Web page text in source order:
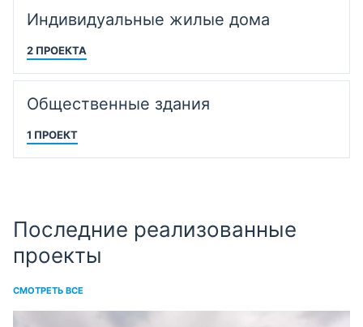
Индивидуальные жилые дома
2 ПРОЕКТА
Общественные здания
1 ПРОЕКТ
Последние реализованные
проекты
СМОТРЕТЬ ВСЕ